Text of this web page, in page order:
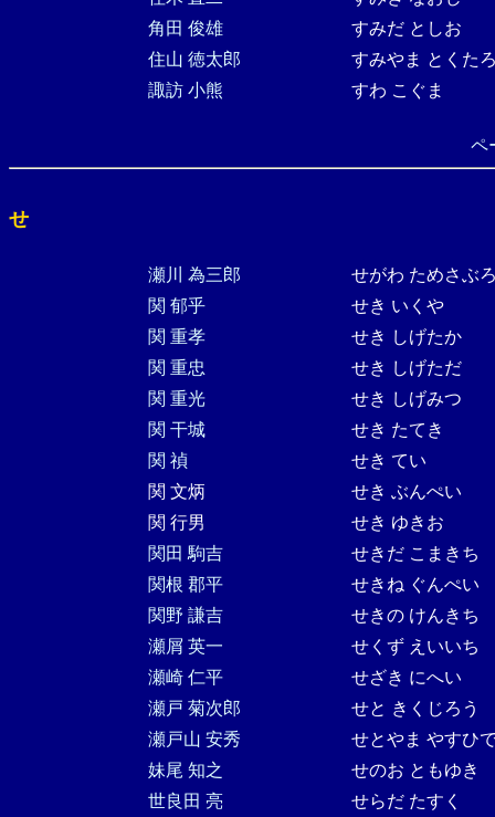
角田 俊雄
すみだ としお
住山 徳太郎
すみやま とくた
諏訪 小熊
すわ こぐま
ペ
せ
瀬川 為三郎
せがわ ためさぶ
関 郁乎
せき いくや
関 重孝
せき しげたか
関 重忠
せき しげただ
関 重光
せき しげみつ
関 干城
せき たてき
関 禎
せき てい
関 文炳
せき ぶんぺい
関 行男
せき ゆきお
関田 駒吉
せきだ こまきち
関根 郡平
せきね ぐんぺい
関野 謙吉
せきの けんきち
瀬屑 英一
せくず えいいち
瀬崎 仁平
せざき にへい
瀬戸 菊次郎
せと きくじろう
瀬戸山 安秀
せとやま やすひ
妹尾 知之
せのお ともゆき
世良田 亮
せらだ たすく